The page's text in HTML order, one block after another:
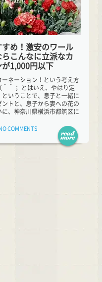
め！激安のワール
らこんなに立派なカ
1,000円以下
ーネーション！という考え方
＾＾； とはいえ、やはり定
いうことで、息子と一緒に
トと、息子から妻への花の
に、神奈川県横浜市都筑区に
COMMENTS